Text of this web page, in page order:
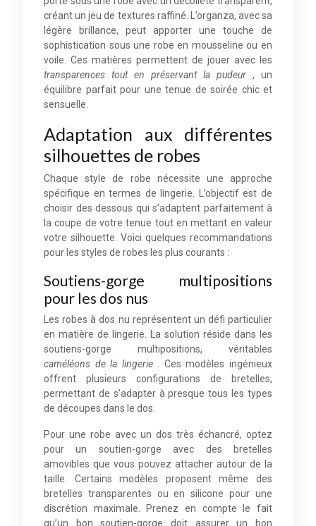
créant un jeu de textures raffiné. L’organza, avec sa
légère brillance, peut apporter une touche de
sophistication sous une robe en mousseline ou en
voile. Ces matières permettent de jouer avec les
transparences tout en préservant la pudeur , un
équilibre parfait pour une tenue de soirée chic et
sensuelle.
Adaptation aux différentes
silhouettes de robes
Chaque style de robe nécessite une approche
spécifique en termes de lingerie. L’objectif est de
choisir des dessous qui s’adaptent parfaitement à
la coupe de votre tenue tout en mettant en valeur
votre silhouette. Voici quelques recommandations
pour les styles de robes les plus courants :
Soutiens-gorge multipositions
pour les dos nus
Les robes à dos nu représentent un défi particulier
en matière de lingerie. La solution réside dans les
soutiens-gorge multipositions, véritables
caméléons de la lingerie
. Ces modèles ingénieux
offrent plusieurs configurations de bretelles,
permettant de s’adapter à presque tous les types
de découpes dans le dos.
Pour une robe avec un dos très échancré, optez
pour un soutien-gorge avec des bretelles
amovibles que vous pouvez attacher autour de la
taille. Certains modèles proposent même des
bretelles transparentes ou en silicone pour une
discrétion maximale. Prenez en compte le fait
qu’un bon soutien-gorge doit assurer un bon